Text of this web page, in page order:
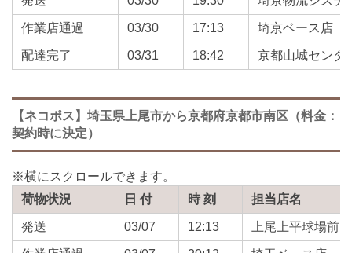
作業店通過 03/30 17:13 埼京ベース店
配達完了 03/31 18:42 京都山城センタ
【ネコポス】埼玉県上尾市から京都府京都市南区（料金：
契約時に決定）
荷物状況 日 付 時 刻 担当店名
発送 03/07 12:13 上尾上平球場前